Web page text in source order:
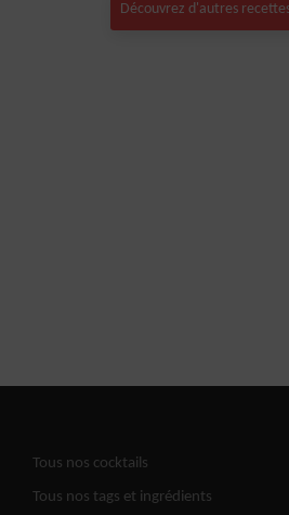
Découvrez d'autres
Tous nos cocktails
Tous nos tags et ingrédients